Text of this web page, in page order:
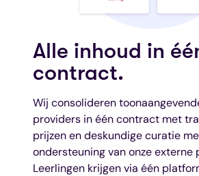
Alle inhoud in
contract.
Wij consolideren
providers in één contract met
prijzen en deskundige curatie
ondersteuning van onze externe
Leerlingen krijgen via één